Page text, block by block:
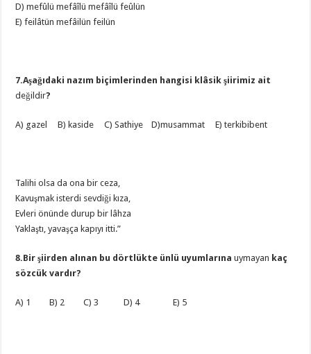
D) mefûlü mefâîlü mefâîlü feûlün
E) feilâtün mefâilün feilün
7.Aşağıdaki nazım biçimlerinden hangisi klâsik şiirimiz ait
değildir?
A) gazel B) kaside C) Sathiye D)musammat E) terkibibent
Talihi olsa da ona bir ceza,
Kavuşmak isterdi sevdiği kıza,
Evleri önünde durup bir lâhza
Yaklaştı, yavaşça kapıyı itti.”
8.Bir şiirden alınan bu dörtlükte ünlü uyumlarınauymayan kaç
sözcük vardır?
A) 1 B) 2 C) 3 D) 4 E) 5